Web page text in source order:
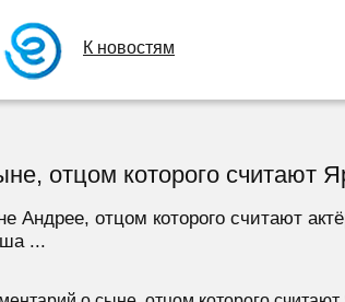
К новостям
отцом которого считают
отцом которого считают
...